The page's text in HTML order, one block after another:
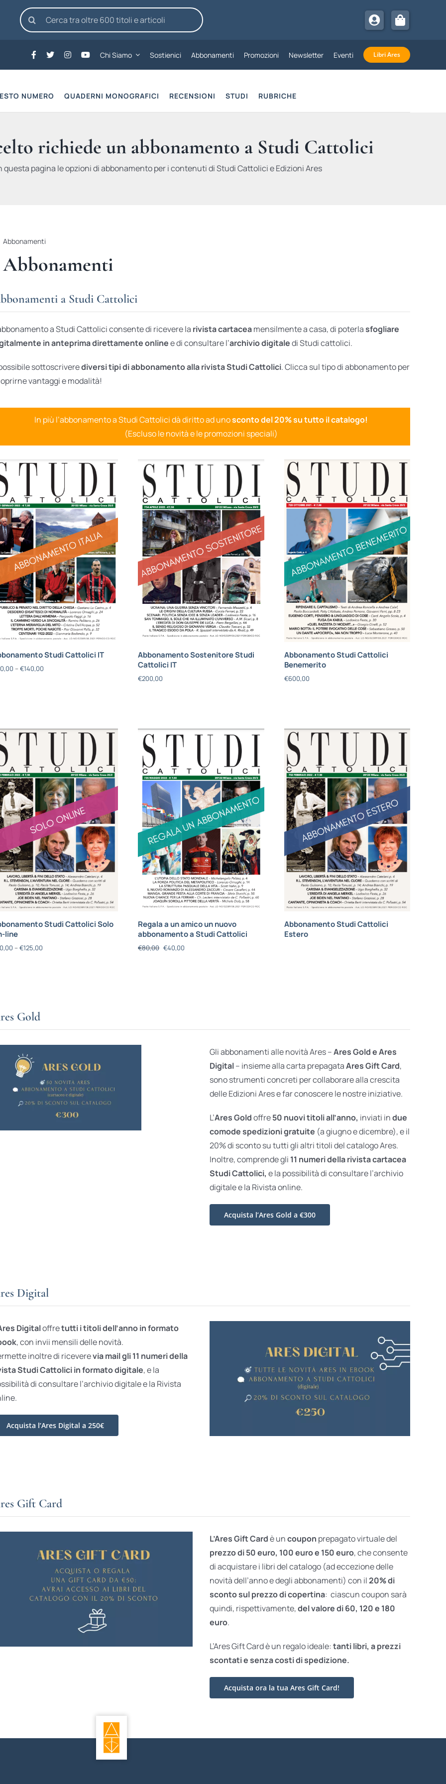
Cerca
per:
Chi Siamo Sostienici Abbonamenti Promozioni Newsletter Eventi Libri Ares
NUMERO QUADERNI MONOGRAFICI RECENSIONI STUDI RUBRICHE
richiede un abbonamento a Studi Cattolici
questa pagina le opzioni di abbonamento per i contenuti di Studi Cattolici e Edizioni Ares
Abbonamenti
Abbonamenti
a Studi Cattolici
a Studi Cattolici consente di ricevere la rivista cartaceamensilmente a casa, di poterlasfogliare
in anteprima direttamente onlinee di consultare l’archivio digitaledi Studi cattolici.
sottoscriverediversi tipi di abbonamento alla rivista Studi Cattolici. Clicca sul tipo di abbonamento per
vantaggi e modalità!
In più l’abbonamento a Studi Cattolici dà diritto ad unosconto del 20% su tutto il catalogo!
(Escluso le novità e le promozioni speciali)
Studi Cattolici IT
– €140,00
Abbonamento Sostenitore Studi
Cattolici IT
€200,00
Abbonamento Studi Cattolici
Benemerito
€600,00
Studi Cattolici Solo
line
– €125,00
Regala a un amico un nuovo
abbonamento a Studi Cattolici
€80,00 €40,00
Abbonamento Studi Cattolici
Estero
Gold
Gli abbonamenti alle novità Ares –Ares Gold e Ares
Digital– insieme alla carta prepagataAres Gift Card,
sono strumenti concreti per collaborare alla crescita
delle Edizioni Ares e far conoscere le nostre iniziative.
L’Ares Goldoffre50 nuovi titoli all’anno, inviati indue
comode spedizioni gratuite (a giugno e dicembre), e il
20% di sconto su tutti gli altri titoli del catalogo Ares.
Inoltre, comprende gli 11 numeri della rivista cartacea
Studi Cattolici, e la possibilità di consultare l’archivio
digitale e la Rivista online.
Acquista l’Ares Gold a €300
Digital
Digitaloffretutti i titoli dell’anno in formato
, con invii mensili delle novità.
inoltre di riceverevia mail gli 11 numeri della
Studi Cattolici in formato digitale, e la
di consultare l’archivio digitale e la Rivista
Acquista l’Ares Digital a 250€
Gift Card
L’Ares Gift Cardè uncoupon prepagato virtuale del
prezzo di 50 euro, 100 euro e 150 euro, che consente
di acquistare i libri del catalogo (ad eccezione delle
novità dell’anno e degli abbonamenti) con il20% di
sconto sul prezzo di copertina: ciascun coupon sarà
quindi, rispettivamente,del valore di 60, 120 e 180
euro.
L’Ares Gift Card è un regalo ideale: tanti libri, a prezzi
scontati esenza costi di spedizione.
Acquista ora la tua Ares Gift Card!